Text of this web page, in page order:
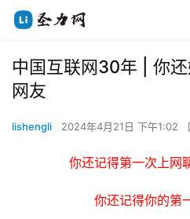
中国互联网30年 | 你
网友
lishengli 2024年4月21日 下午1:02
你还记得第一次上网
你还记得你的第